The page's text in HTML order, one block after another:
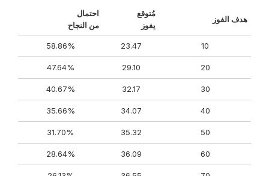
هدف الفوز
مُتوقع
يفوز
احتمال
من النجاح
10
23.47
58.86%
20
29.10
47.64%
30
32.17
40.67%
40
34.07
35.66%
50
35.32
31.70%
60
36.09
28.64%